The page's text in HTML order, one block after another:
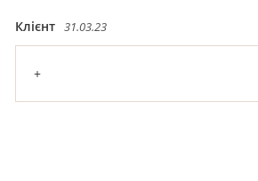
+
Клієнт 31.03.23